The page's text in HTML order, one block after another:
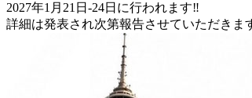
2027年1月21日-24日に行われます‼️
詳細は発表され次第報告させていただきま